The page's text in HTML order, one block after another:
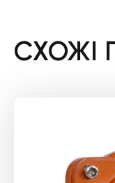
СХОЖІ